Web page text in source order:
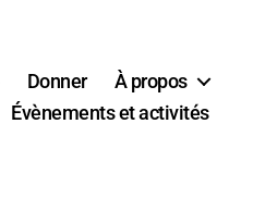
Donner
À propos
Évènements et activités